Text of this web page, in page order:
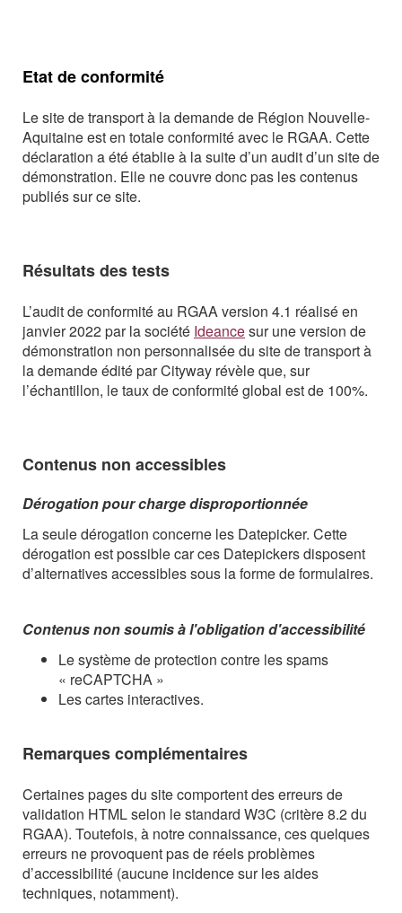
Etat de conformité
Le site de transport à la demande de Région Nouvelle-
Aquitaine est en totale conformité avec le RGAA. Cette
déclaration a été établie à la suite d’un audit d’un site de
démonstration. Elle ne couvre donc pas les contenus
publiés sur ce site.
Résultats des tests
L’audit de conformité au RGAA version 4.1 réalisé en
janvier 2022 par la société Ideancesur une version de
démonstration non personnalisée du site de transport à
la demande édité par Cityway révèle que, sur
l’échantillon, le taux de conformité global est de 100%.
Contenus non accessibles
Dérogation pour charge disproportionnée
La seule dérogation concerne les Datepicker. Cette
dérogation est possible car ces Datepickers disposent
d’alternatives accessibles sous la forme de formulaires.
Contenus non soumis à l'obligation d'accessibilité
Le système de protection contre les spams
« reCAPTCHA »
Les cartes interactives.
Remarques complémentaires
Certaines pages du site comportent des erreurs de
validation HTML selon le standard W3C (critère 8.2 du
RGAA). Toutefois, à notre connaissance, ces quelques
erreurs ne provoquent pas de réels problèmes
d’accessibilité (aucune incidence sur les aides
techniques, notamment).